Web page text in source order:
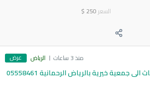
السعر 250
$
منذ 3 ساعات الرياض عرض
دينا توصيل اثاث الى جمعية خيرية بالرياض الرحمانية 05558461